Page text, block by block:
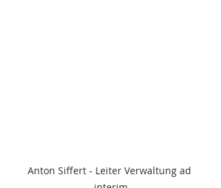
Anton Siffert - Leiter Verwaltung ad